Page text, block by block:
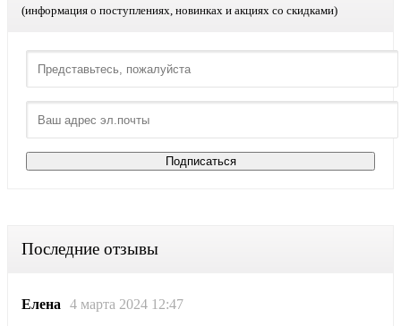
(информация о поступлениях, новинках и акциях со скидками)
Последние отзывы
Елена 4 марта 2024 12:47